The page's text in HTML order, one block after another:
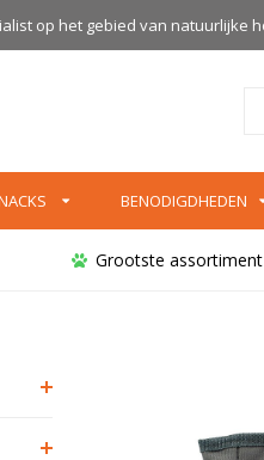
op het gebied van natuurlijke
BENODIGDHEDEN
Grootste